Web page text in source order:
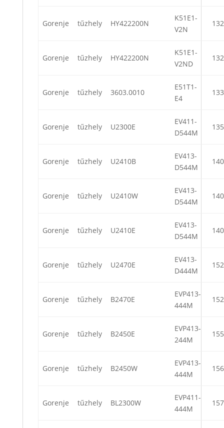
Gorenje tűzhely HY422200N
K51E1-
V2N
Gorenje tűzhely HY422200N
K51E1-
V2ND
Gorenje tűzhely 3603.0010
E51T1-
E4
Gorenje tűzhely U2300E
EV411-
D544M
Gorenje tűzhely U2410B
EV413-
D544M
Gorenje tűzhely U2410W
EV413-
D544M
Gorenje tűzhely U2410E
EV413-
D544M
Gorenje tűzhely U2470E
EV413-
D444M
Gorenje tűzhely B2470E
EVP413-
444M
Gorenje tűzhely B2450E
EVP413-
244M
Gorenje tűzhely B2450W
EVP413-
444M
Gorenje tűzhely BL2300W
EVP411-
444M